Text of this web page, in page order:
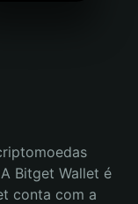
Bitget Wallet é
conta com a